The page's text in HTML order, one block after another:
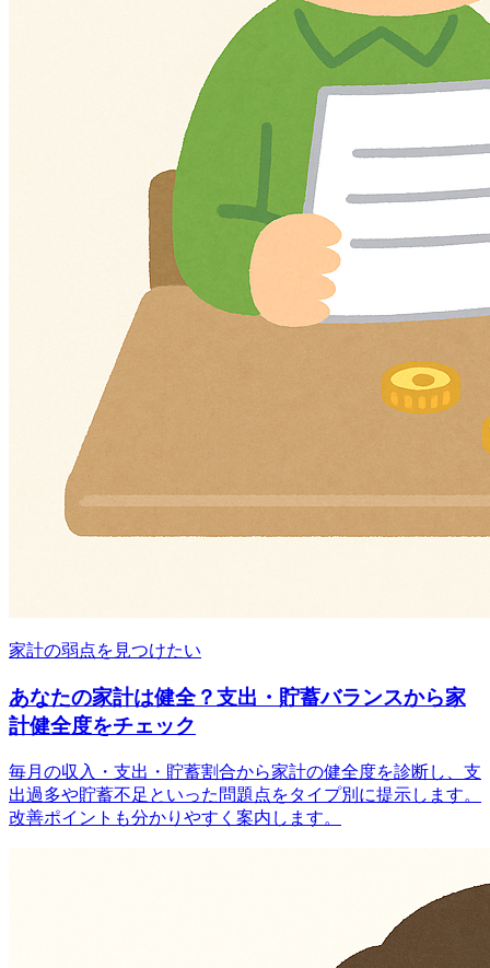
家計の弱点を見つけたい
あなたの家計は健全？支出・貯蓄バランスから家
計健全度をチェック
毎月の収入・支出・貯蓄割合から家計の健全度を診断し、支
出過多や貯蓄不足といった問題点をタイプ別に提示します。
改善ポイントも分かりやすく案内します。